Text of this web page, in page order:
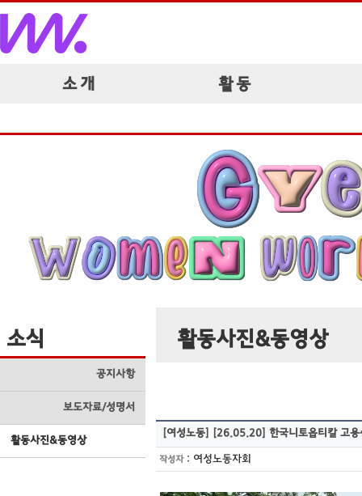
소 개 활 동
소식
공지사항
보도자료/성명서
활동사진&동영상
활동사진&동영상
[여성노동] [26.05.20] 한국니토옵티칼 고
작성자: 여성노동자회